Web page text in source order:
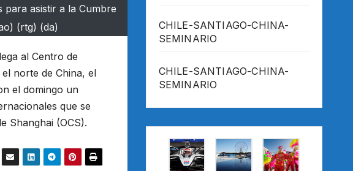
para asistir a la Cumbre
(rtg) (da)
al Centro de
norte de China, el
el domingo un
que se
Shanghai (OCS).
CHILE-SANTIAGO-CHINA-
SEMINARIO
CHILE-SANTIAGO-CHINA-
SEMINARIO